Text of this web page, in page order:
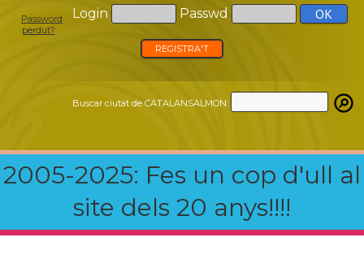
Login Passwd
Password
perdut?
REGISTRA'T
Buscar ciutat de CATALANSALMON:
2005-2025: Fes un cop d'ull al
site dels 20 anys!!!!